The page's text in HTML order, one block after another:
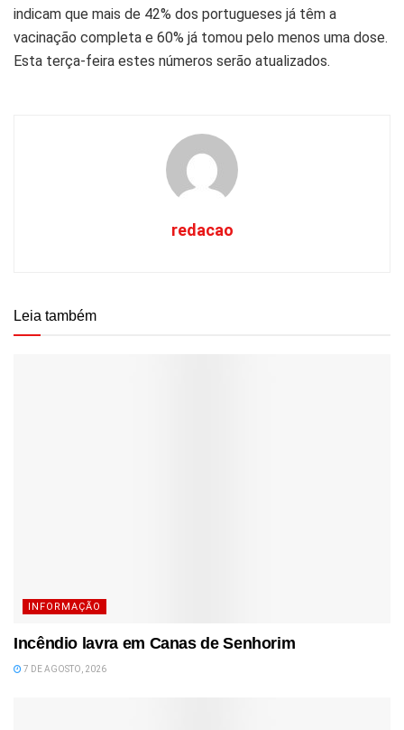
indicam que mais de 42% dos portugueses já têm a
vacinação completa e 60% já tomou pelo menos uma dose.
Esta terça-feira estes números serão atualizados.
redacao
Leia também
INFORMAÇÃO
Incêndio lavra em Canas de Senhorim
7 DE AGOSTO, 2026